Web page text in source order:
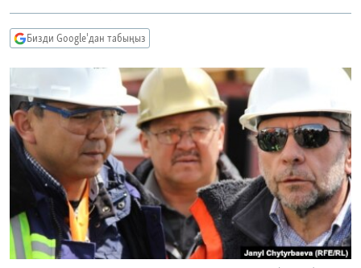
БҮГҮН АЗАТТЫКТА
ЭКСПЕРТТЕР ТАЛДАЙТ
ДАНИСТЕ
ЭЖЕ-СИҢДИЛЕР
АЗАТТЫК+
ЫҢГАЙСЫЗ СУРООЛОР
ПОДКАСТ
ӨЗГӨЧӨ ПИКИР
Русский
ОНЛАЙН ШЕРИНЕ
ЭЕ/АРнун бардык сайттары
Бизди Google'дан табыңыз